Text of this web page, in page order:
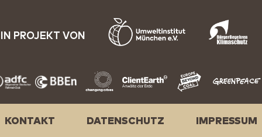
PROJEKT VON
KONTAKT DATENSCHUTZ IMPRESSUM